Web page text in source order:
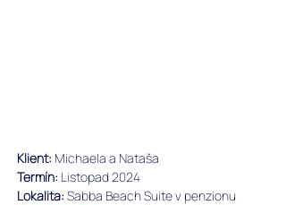
Klient: Michaela a Nataša
﻿Termín: Listopad 2024
Lokalita: Sabba Beach Suite v penzionu